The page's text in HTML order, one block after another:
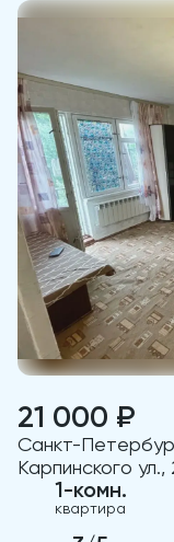
21 000 ₽
Санкт-
Карпинского ул.,
1-комн.
квартира